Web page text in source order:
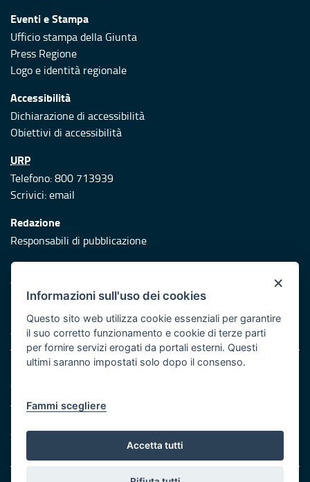
Eventi e Stampa
Ufficio stampa della Giunta
Press Regione
Logo e identità regionale
Accessibilità
Dichiarazione di accessibilità
Obiettivi di accessibilità
URP
Telefono: 800 713939
Scrivici:email
Redazione
Responsabili di pubblicazione
Protezione civile
Vai al sito di Protezione Civile Puglia
Iniziativa finanziata con risorse del POR Puglia 2014/2020 -
Asse XI
Note legali
Cookie e privacy
Atti di notifica
Servizi Intranet
×
Informazioni sull'uso dei cookies
Questo sito web utilizza cookie essenziali per garantire
il suo corretto funzionamento e cookie di terze parti
per fornire servizi erogati da portali esterni. Questi
ultimi saranno impostati solo dopo il consenso.
Fammi scegliere
Accetta tutti